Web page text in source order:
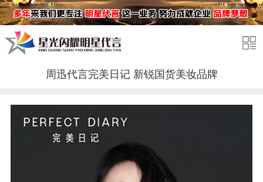
周迅代言完美日记 新锐国货美妆品牌